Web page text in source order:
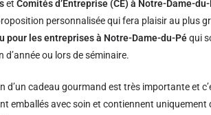
etComités d’Entreprise (CE) à Notre-Dame-
personnalisée qui fera plaisir au plus
pour les entreprises à Notre-Dame-du-Péqui
d’année ou lors de séminaire.
d’un cadeau gourmand est très importante et
emballés avec soin et contiennent uniquement